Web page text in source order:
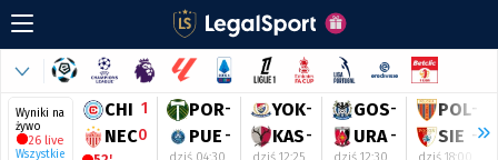
Wyniki na
żywo
26 live
Wszystkie
CHI 1
NEC0
POR-
PUE -
YOK-
KAS-
GOS-
URA -
POL-
SIE -